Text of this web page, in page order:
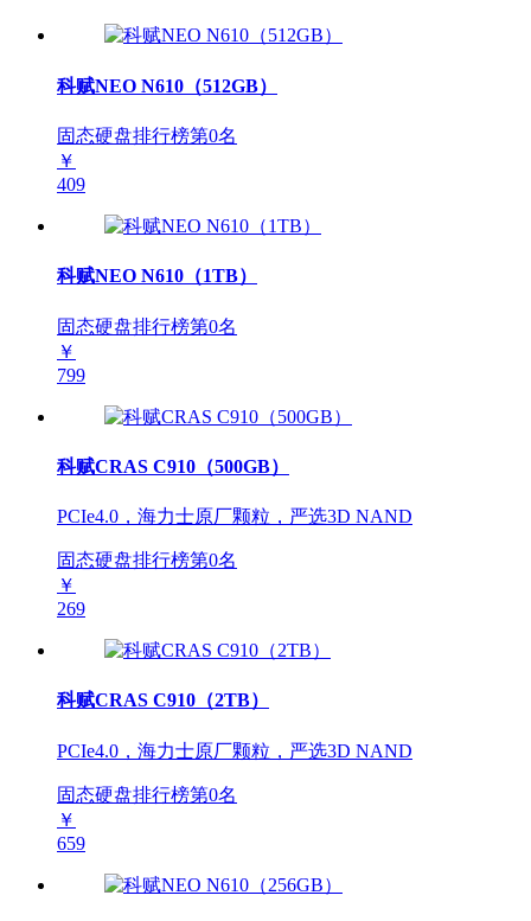
科赋NEO N610（512GB）
固态硬盘排行榜第0名
￥
409
科赋NEO N610（1TB）
固态硬盘排行榜第0名
￥
799
科赋CRAS C910（500GB）
PCIe4.0，海力士原厂颗粒，严选3D NAND
固态硬盘排行榜第0名
￥
269
科赋CRAS C910（2TB）
PCIe4.0，海力士原厂颗粒，严选3D NAND
固态硬盘排行榜第0名
￥
659